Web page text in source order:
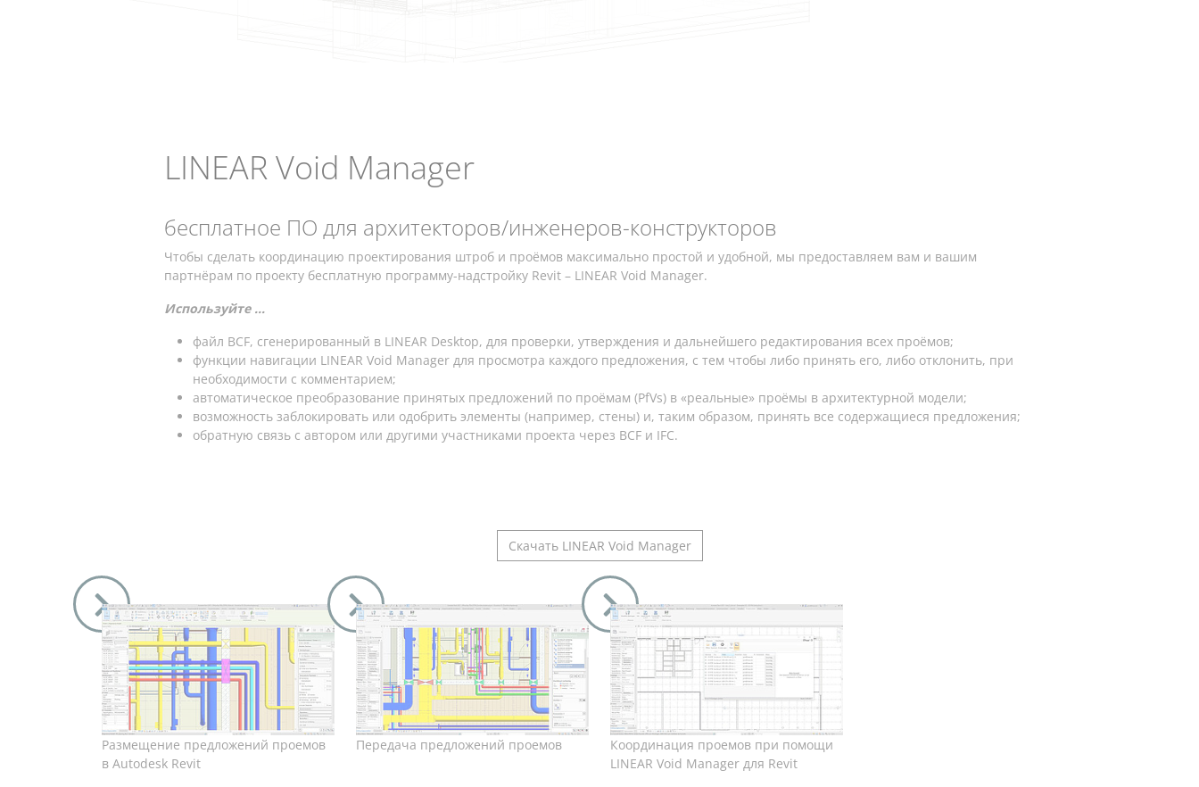
LINEAR Void Manager
бесплатное ПО для архитекторов/инженеров-конструкторов
Чтобы сделать координацию проектирования штроб и проёмов максимально простой и удобной, мы предоставляем вам и вашим
партнёрам по проекту бесплатную программу-надстройку Revit – LINEAR Void Manager.
Используйте ...
файл BCF, сгенерированный в LINEAR Desktop, для проверки, утверждения и дальнейшего редактирования всех проёмов;
функции навигации LINEAR Void Manager для просмотра каждого предложения, с тем чтобы либо принять его, либо отклонить, при
необходимости с комментарием;
автоматическое преобразование принятых предложений по проёмам (PfVs) в «реальные» проёмы в архитектурной модели;
возможность заблокировать или одобрить элементы (например, стены) и, таким образом, принять все содержащиеся предложения;
обратную связь с автором или другими участниками проекта через BCF и IFC.
Скачать LINEAR Void Manager
Размещение предложений проемов
в Autodesk Revit
Передача предложений проемов
Координация проемов при помощи
LINEAR Void Manager для Revit